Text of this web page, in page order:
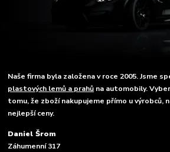
Naše firma byla založena v roce 2005. Jsme
plastových lemů a prahů na automobily.
tomu, že zboží nakupujeme přímo u výrobců,
nejlepší ceny.
Daniel Šrom
Záhumenní 317